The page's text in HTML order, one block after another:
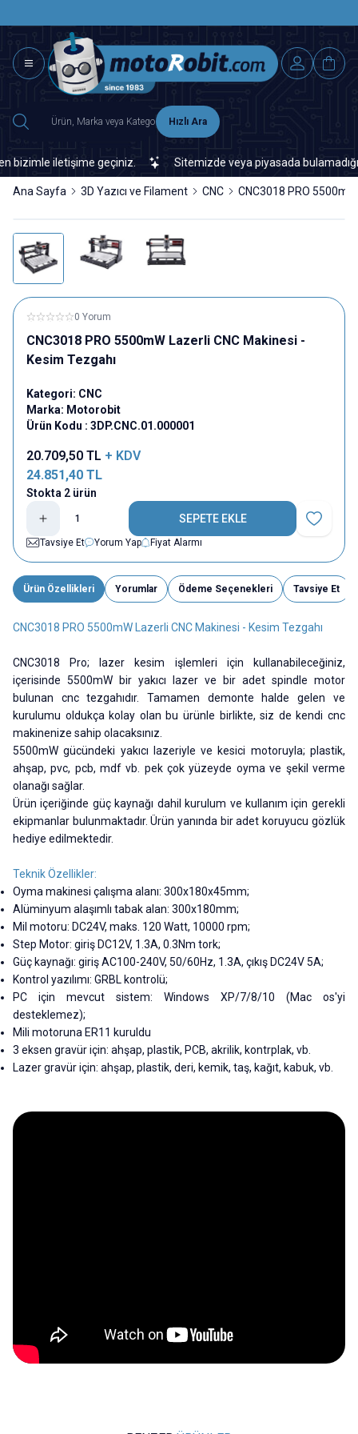
Hızlı Ara
iletişime geçiniz. Sitemizde veya piyasada
Ana Sayfa 3D Yazıcı ve Filament CNC CNC3018 PRO
0 Yorum
CNC3018 PRO 5500mW Lazerli CNC Makinesi -
Kesim Tezgahı
Kategori: CNC
Marka: Motorobit
Ürün Kodu : 3DP.CNC.01.000001
20.709,50 TL + KDV
24.851,40 TL
Stokta 2 ürün
SEPETE EKLE
Favoriye
Tavsiye Et
Yorum Yap Fiyat Alarmı
Ürün Özellikleri Yorumlar Ödeme Seçenekleri Tavsiye Et
CNC3018 PRO 5500mW Lazerli CNC Makinesi - Kesim Tezgahı
CNC3018 Pro; lazer kesim işlemleri için kullanabileceğiniz,
içerisinde 5500mW bir yakıcı lazer ve bir adet spindle motor
bulunan cnc tezgahıdır. Tamamen demonte halde gelen ve
kurulumu oldukça kolay olan bu ürünle birlikte, siz de kendi cnc
makinenize sahip olacaksınız.
5500mW gücündeki yakıcı lazeriyle ve kesici motoruyla; plastik,
ahşap, pvc, pcb, mdf vb. pek çok yüzeyde oyma ve şekil verme
olanağı sağlar.
Ürün içeriğinde güç kaynağı dahil kurulum ve kullanım için gerekli
ekipmanlar bulunmaktadır. Ürün yanında bir adet koruyucu gözlük
hediye edilmektedir.
Teknik Özellikler:
Oyma makinesi çalışma alanı: 300x180x45mm;
Alüminyum alaşımlı tabak alan: 300x180mm;
Mil motoru: DC24V, maks. 120 Watt, 10000 rpm;
Step Motor: giriş DC12V, 1.3A, 0.3Nm tork;
Güç kaynağı: giriş AC100-240V, 50/60Hz, 1.3A, çıkış DC24V 5A;
Kontrol yazılımı: GRBL kontrolü;
PC için mevcut sistem: Windows XP/7/8/10 (Mac os'yi
desteklemez);
Mili motoruna ER11 kuruldu
3 eksen gravür için: ahşap, plastik, PCB, akrilik, kontrplak, vb.
Lazer gravür için: ahşap, plastik, deri, kemik, taş, kağıt, kabuk, vb.